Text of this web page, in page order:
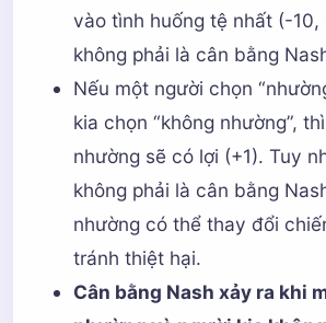
vào tình huống tệ nhất (-
không phải là cân bằng
Nếu một người chọn
kia chọn “không nhường”,
nhường sẽ có lợi (+1). Tuy
không phải là cân bằng
nhường có thể thay đổi
tránh thiệt hại.
Cân bằng Nash xảy ra khi